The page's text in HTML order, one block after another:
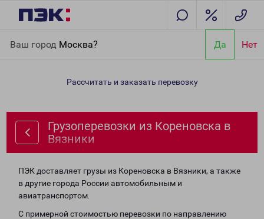
Ваш город Москва? Да Нет
Вязники
Рассчитать и заказать перевозку
Грузоперевозки из Кореновска в
Вязники
ПЭК доставляет грузы из Кореновска в Вязники, а также
в другие города России автомобильным и
авиатранспортом.
С примерной стоимостью перевозки по направлению